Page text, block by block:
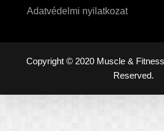
Adatvédelmi nyilatkozat
Copyright © 2020 Muscle &
Reserved.